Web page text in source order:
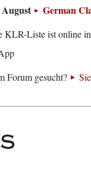
August German
KLR-Liste ist online in
Forum gesucht?